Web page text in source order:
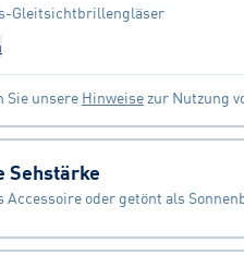
Gleitsichtbrillengläser
Sie unsereHinweisezur Nutzung
Sehstärke
Accessoire oder getönt als